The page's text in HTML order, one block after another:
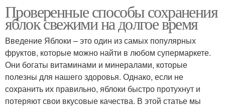
Проверенные способы сохранения
яблок свежими на долгое время
Введение Яблоки – это один из самых популярных
фруктов, которые можно найти в любом супермаркете.
Они богаты витаминами и минералами, которые
полезны для нашего здоровья. Однако, если не
сохранить их правильно, яблоки быстро протухнут и
потеряют свои вкусовые качества. В этой статье мы